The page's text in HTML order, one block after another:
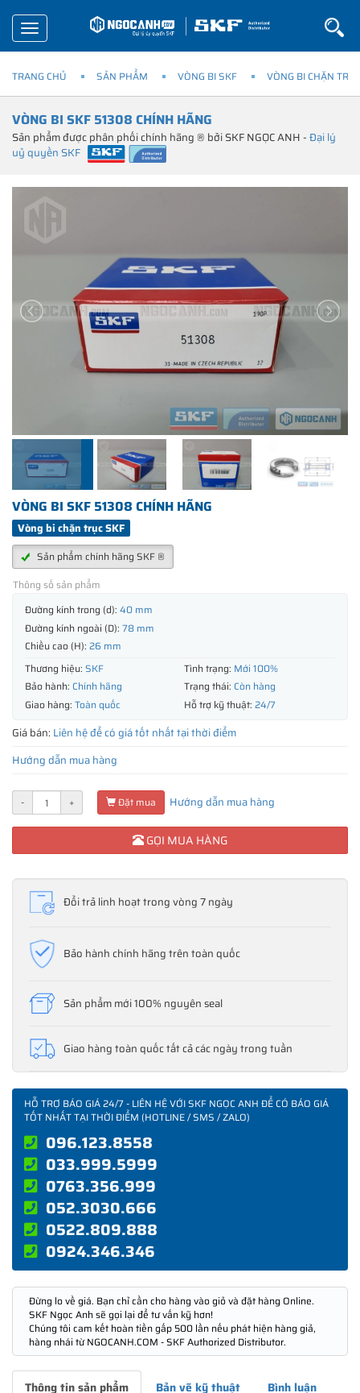
Toggle
navigation
TRANG CHỦ SẢN PHẨM VÒNG BI SKF VÒNG BI CHẶN
VÒNG BI SKF 51308 CHÍNH HÃNG
Sản phẩm được phân phối chính hãng ® bởi SKF NGỌC ANH -Đại lý
uỷ quyền SKF
VÒNG BI SKF 51308 CHÍNH HÃNG
Vòng bi chặn trục SKF
Sản phẩm chính hãng SKF ®
Thông số sản phẩm
Đường kính trong (d): 40 mm
Đường kính ngoài (D): 78 mm
Chiều cao (H): 26 mm
Thương hiệu: SKF Tình trạng: Mới 100%
Bảo hành: Chính hãng Trạng thái: Còn hàng
Giao hàng: Toàn quốc Hỗ trợ kỹ thuật: 24/7
Giá bán: Liên hệ để có giá tốt nhất tại thời điểm
Hướng dẫn mua hàng
- + Đặt mua Hướng dẫn mua hàng
GỌI MUA HÀNG
Đổi trả linh hoạt trong vòng 7 ngày
Bảo hành chính hãng trên toàn quốc
Sản phẩm mới 100% nguyên seal
Giao hàng toàn quốc tất cả các ngày trong tuần
HỖ TRỢ BÁO GIÁ 24/7 - LIÊN HỆ VỚI SKF NGỌC ANH ĐỂ CÓ BÁO GIÁ
TỐT NHẤT TẠI THỜI ĐIỂM (HOTLINE / SMS / ZALO)
096.123.8558
033.999.5999
0763.356.999
052.3030.666
0522.809.888
0924.346.346
Đừng lo về giá. Bạn chỉ cần cho hàng vào giỏ và đặt hàng Online.
SKF Ngọc Anh sẽ gọi lại để tư vấn kỹ hơn!
Chúng tôi cam kết hoàn tiền gấp 500 lần nếu phát hiện hàng giả,
hàng nhái từ NGOCANH.COM - SKF Authorized Distributor.
Thông tin sản phẩm Bản vẽ kỹ thuật Bình luận